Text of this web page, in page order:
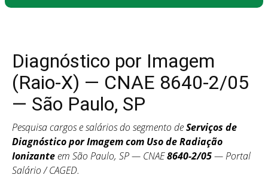
Diagnóstico por Imagem
(Raio-X) — CNAE 8640-2/05
— São Paulo, SP
Pesquisa cargos e salários do segmento deServiços de
Diagnóstico por Imagem com Uso de Radiação
Ionizanteem São Paulo, SP — CNAE8640-2/05— Portal
Salário / CAGED.